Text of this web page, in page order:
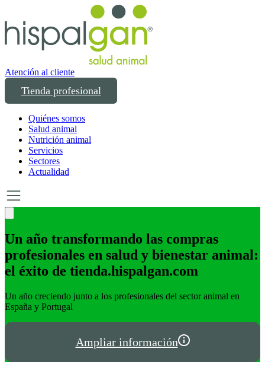
Atención al cliente
Tienda profesional
Quiénes somos
Salud animal
Nutrición animal
Servicios
Sectores
Actualidad
Un año transformando las compras
profesionales en salud y bienestar animal:
el éxito de tienda.hispalgan.com
Un año creciendo junto a los profesionales del sector animal en
España y Portugal
Ampliar información